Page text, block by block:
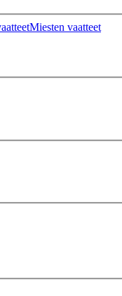
Miesten vaatteet